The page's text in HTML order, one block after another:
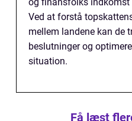
og finansfolks indkomst
Ved at forstå
mellem landene kan de
beslutninger og
situation.
Få læst